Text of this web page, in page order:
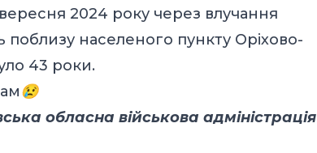
2024 року через влучання
поблизу населеного пункту Оріхово-
43 роки.
😢
обласна військова адміністрація